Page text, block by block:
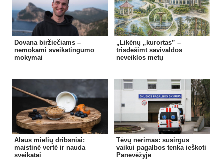
Dovana biržiečiams –
nemokami sveikatingumo
mokymai
„Likėnų „kurortas” –
trisdešimt savivaldos
neveiklos metų
Alaus mielių dribsniai:
maistinė vertė ir nauda
sveikatai
Tėvų nerimas: susirgus
vaikui pagalbos tenka ieškoti
Panevėžyje